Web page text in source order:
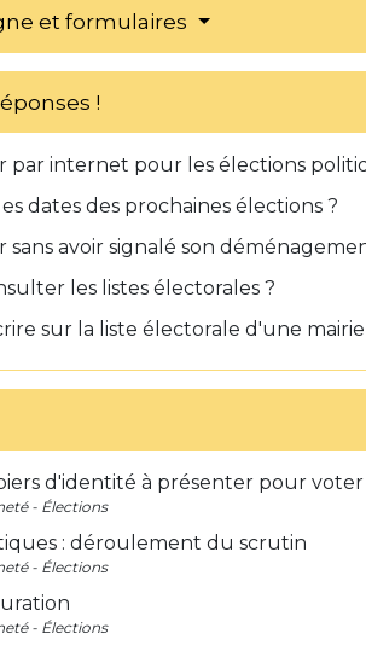
et formulaires
!
par internet pour les élections
dates des prochaines élections ?
avoir signalé son
les listes électorales ?
sur la liste électorale d'une
d'identité à présenter pour voter
- Élections
: déroulement du scrutin
- Élections
- Élections